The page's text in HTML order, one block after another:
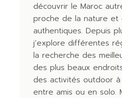
découvrir le Maroc
proche de la nature et
authentiques. Depuis
j’explore différentes
la recherche des
des plus beaux
des activités outdoor
entre amis ou en solo.